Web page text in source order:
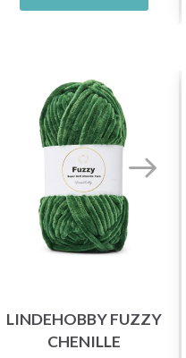
LINDEHOBBY FUZZY
CHENILLE